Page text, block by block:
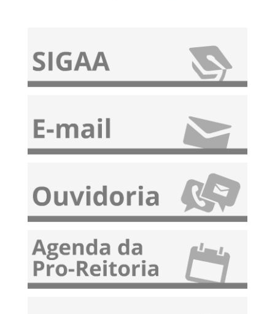
Proges retifica edital 10/2026 - Auxílio calouro 2026
31 de Março de 2026 às 16:53
Comunicado - Suspensão do Funcionamento